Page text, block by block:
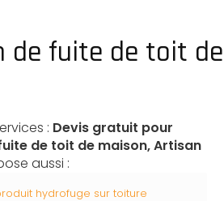
de fuite de toit
: Devis gratuit pour
de toit de maison, Artisan
aussi :
hydrofuge sur toiture